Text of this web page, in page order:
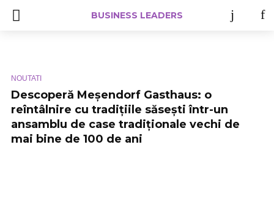
BUSINESS LEADERS
NOUTATI
Descoperă Meșendorf Gasthaus: o
reîntâlnire cu tradițiile săsești într-un
ansamblu de case tradiționale vechi de
mai bine de 100 de ani